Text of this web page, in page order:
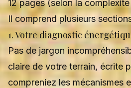
12 pages (selon la
Il comprend plusieurs
1. Votre diagnostic
Pas de jargon
claire de votre terrain, écrite
compreniez les mécanismes